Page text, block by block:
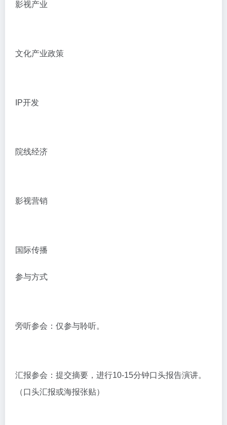
影视产业
文化产业政策
IP开发
院线经济
影视营销
国际传播
参与方式
旁听参会：仅参与聆听。
汇报参会：提交摘要，进行10-15分钟口头报告演讲。
（口头汇报或海报张贴）